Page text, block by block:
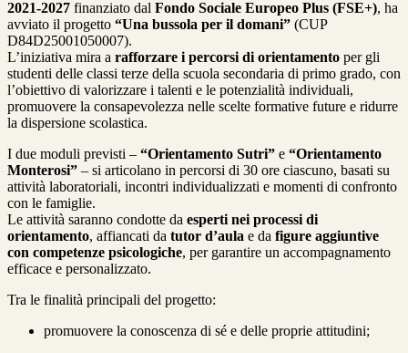
2021-2027 finanziato dal Fondo Sociale Europeo Plus (FSE+), ha
avviato il progetto “Una bussola per il domani” (CUP
D84D25001050007).
L’iniziativa mira a rafforzare i percorsi di orientamento per gli
studenti delle classi terze della scuola secondaria di primo grado, con
l’obiettivo di valorizzare i talenti e le potenzialità individuali,
promuovere la consapevolezza nelle scelte formative future e ridurre
la dispersione scolastica.
I due moduli previsti – “Orientamento Sutri” e “Orientamento
Monterosi” – si articolano in percorsi di 30 ore ciascuno, basati su
attività laboratoriali, incontri individualizzati e momenti di confronto
con le famiglie.
Le attività saranno condotte da esperti nei processi di
orientamento, affiancati da tutor d’aula e da figure aggiuntive
con competenze psicologiche, per garantire un accompagnamento
efficace e personalizzato.
Tra le finalità principali del progetto:
promuovere la conoscenza di sé e delle proprie attitudini;